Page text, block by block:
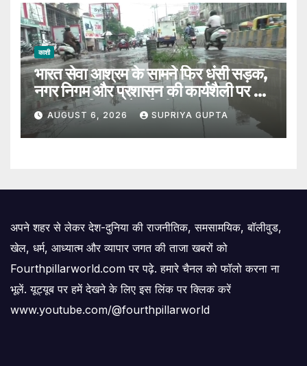
काशी
भारत सेवा आश्रम के सामने फिर धंसी सड़क,
नगर निगम और प्रशासन की कार्यशैली पर उठे
सवाल, 7 दिन पहले हुई थी मरम्मत
AUGUST 6, 2026 SUPRIYA GUPTA
अपने शहर से लेकर देश-दुनिया की राजनीतिक, समसामयिक, बॉलीवुड,
खेल, धर्म, आध्यात्म और व्यापार जगत की ताजा खबरों को
Fourthpillarworld.com पर पढ़े. हमारे चैनल को फॉलो करना ना
भूलें. यूट्यूब पर हमें देखने के लिए इस लिंक पर क्लिक करें
www.youtube.com/@fourthpillarworld